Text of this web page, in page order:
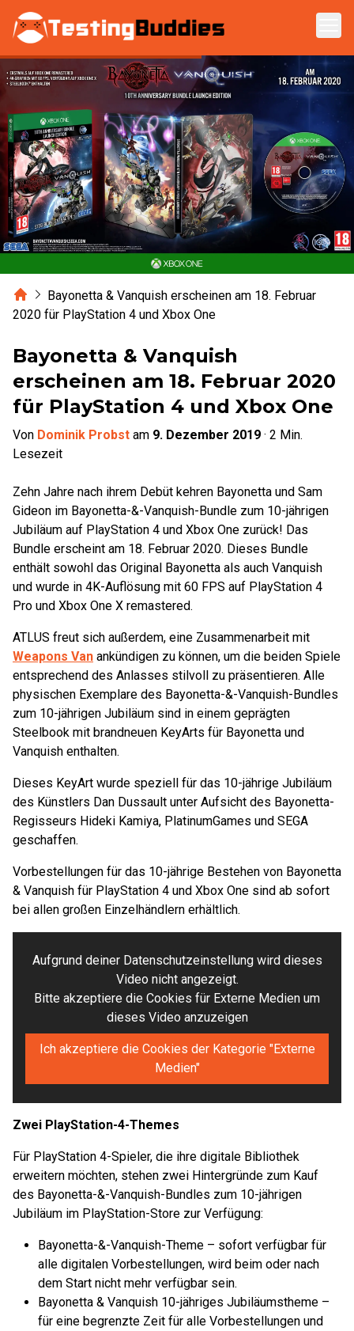
Zum Hauptinhalt springen
HomeBayonetta & Vanquish erscheinen am 18. Februar
2020 für PlayStation 4 und Xbox One
Bayonetta & Vanquish
erscheinen am 18. Februar 2020
für PlayStation 4 und Xbox One
Von Dominik Probst am 9. Dezember 2019 · 2 Min.
Lesezeit
Zehn Jahre nach ihrem Debüt kehren Bayonetta und Sam
Gideon im Bayonetta-&-Vanquish-Bundle zum 10-jährigen
Jubiläum auf PlayStation 4 und Xbox One zurück! Das
Bundle erscheint am 18. Februar 2020. Dieses Bundle
enthält sowohl das Original Bayonetta als auch Vanquish
und wurde in 4K-Auflösung mit 60 FPS auf PlayStation 4
Pro und Xbox One X remastered.
ATLUS freut sich außerdem, eine Zusammenarbeit mit
Weapons Van ankündigen zu können, um die beiden Spiele
entsprechend des Anlasses stilvoll zu präsentieren. Alle
physischen Exemplare des Bayonetta-&-Vanquish-Bundles
zum 10-jährigen Jubiläum sind in einem geprägten
Steelbook mit brandneuen KeyArts für Bayonetta und
Vanquish enthalten.
Dieses KeyArt wurde speziell für das 10-jährige Jubiläum
des Künstlers Dan Dussault unter Aufsicht des Bayonetta-
Regisseurs Hideki Kamiya, PlatinumGames und SEGA
geschaffen.
Vorbestellungen für das 10-jährige Bestehen von Bayonetta
& Vanquish für PlayStation 4 und Xbox One sind ab sofort
bei allen großen Einzelhändlern erhältlich.
Aufgrund deiner Datenschutzeinstellung wird dieses
Video nicht angezeigt.
Bitte akzeptiere die Cookies für Externe Medien um
dieses Video anzuzeigen
Ich akzeptiere die Cookies der Kategorie "Externe
Medien"
Zwei PlayStation-4-Themes
Für PlayStation 4-Spieler, die ihre digitale Bibliothek
erweitern möchten, stehen zwei Hintergründe zum Kauf
des Bayonetta-&-Vanquish-Bundles zum 10-jährigen
Jubiläum im PlayStation-Store zur Verfügung:
Bayonetta-&-Vanquish-Theme – sofort verfügbar für
alle digitalen Vorbestellungen, wird beim oder nach
dem Start nicht mehr verfügbar sein.
Bayonetta & Vanquish 10-jähriges Jubiläumstheme –
für eine begrenzte Zeit für alle Vorbestellungen und